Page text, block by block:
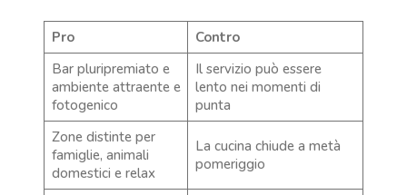
Pro
Contro
Bar pluripremiato e
ambiente attraente e
fotogenico
Il servizio può essere
lento nei momenti di
punta
Zone distinte per
famiglie, animali
domestici e relax
La cucina chiude a metà
pomeriggio